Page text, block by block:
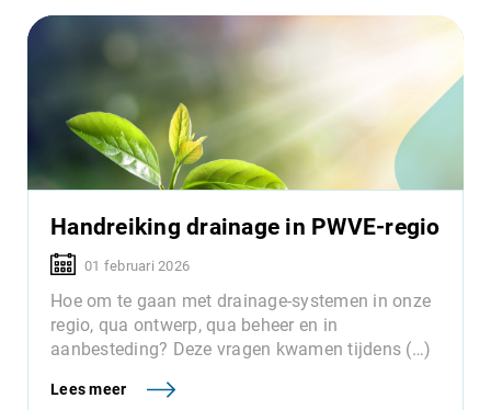
Handreiking drainage in PWVE-regio
01 februari 2026
Hoe om te gaan met drainage-systemen in onze
regio, qua ontwerp, qua beheer en in
aanbesteding? Deze vragen kwamen tijdens (…)
Lees meer